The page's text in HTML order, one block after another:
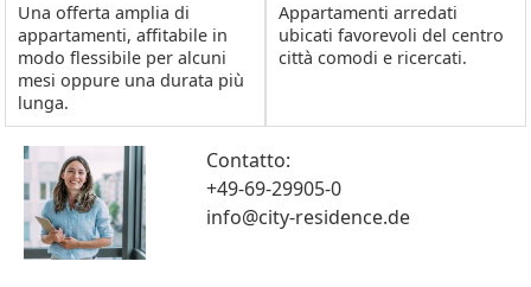
Una offerta amplia di
appartamenti, affitabile in
modo flessibile per alcuni
mesi oppure una durata più
lunga.
Appartamenti arredati
ubicati favorevoli del centro
città comodi e ricercati.
Contatto:
+49-69-29905-0
info@city-residence.de